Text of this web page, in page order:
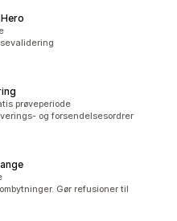
prøveperiode
og forsendelsesordrer
Gør refusioner til